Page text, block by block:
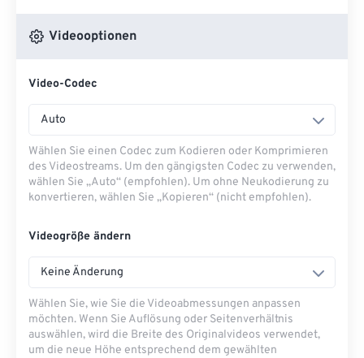
Videooptionen
Video-Codec
Auto
Wählen Sie einen Codec zum Kodieren oder Komprimieren
des Videostreams. Um den gängigsten Codec zu verwenden,
wählen Sie „Auto“ (empfohlen). Um ohne Neukodierung zu
konvertieren, wählen Sie „Kopieren“ (nicht empfohlen).
Videogröße ändern
Keine Änderung
Wählen Sie, wie Sie die Videoabmessungen anpassen
möchten. Wenn Sie Auflösung oder Seitenverhältnis
auswählen, wird die Breite des Originalvideos verwendet,
um die neue Höhe entsprechend dem gewählten